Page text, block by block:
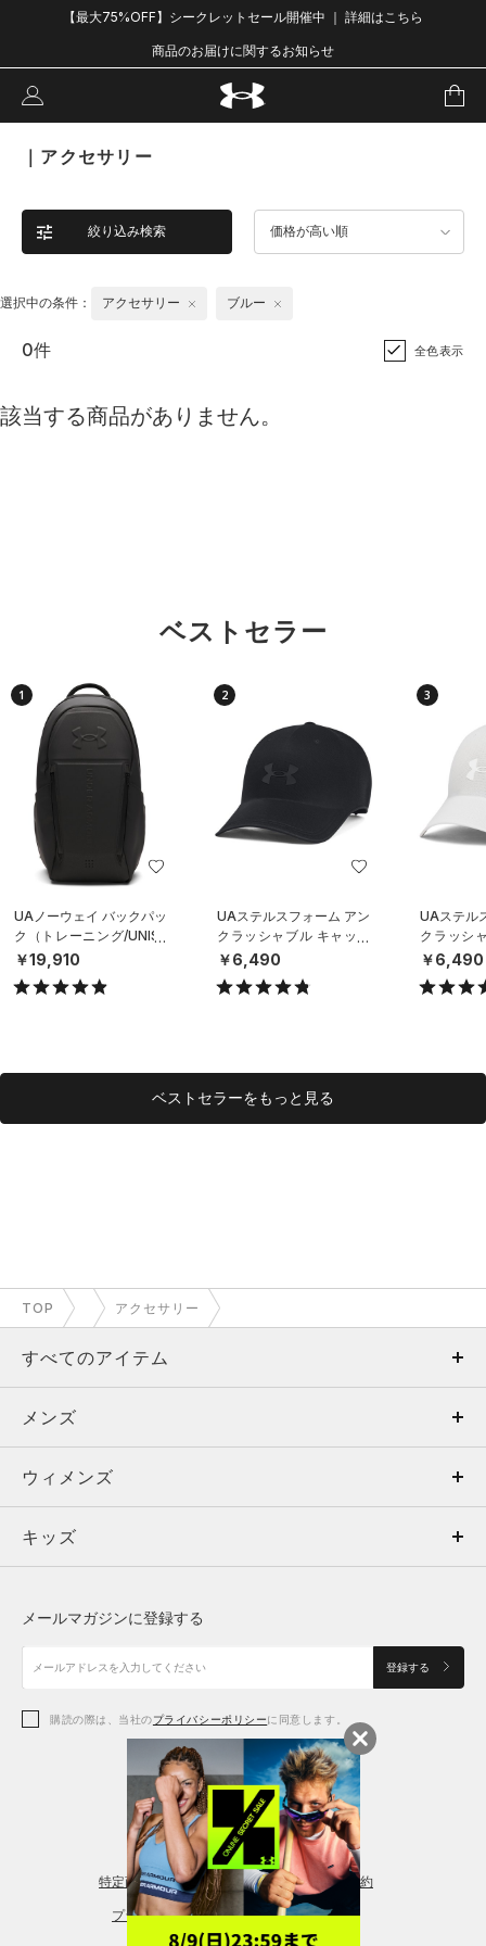
【最大75%OFF】シークレットセール開催中 ｜ 詳細はこちら
商品のお届けに関するお知らせ
｜アクセサリー
絞り込み検索 価格が高い順
選択中の条件： アクセサリー ブルー
0件 全色表示
該当する商品がありません。
ベストセラー
1
UAノーウェイ バックパッ
ク（トレーニング/UNISE
X）
￥19,910
2
UAステルスフォーム アン
クラッシャブル キャップ
（ライフスタイル/UNISE
￥6,490
3
UAステル
クラッシ
（ライフ
￥6,490
ベストセラーをもっと見る
TOP アクセサリー
すべてのアイテム
メンズ
ウィメンズ
キッズ
アクセサリー
メンズ
トップス
ボトムス
アクセサリー
ウィメンズ
トップス
シューズ
アクセサリー
レギンス＆タイツ
キッズ
シューズ
メールマガジンに登録する
登録する
購読の際は、当社のプライバシーポリシーに同意します。
特定商取引法に基づく通販の表記 会員規約
プライバシーポリシー